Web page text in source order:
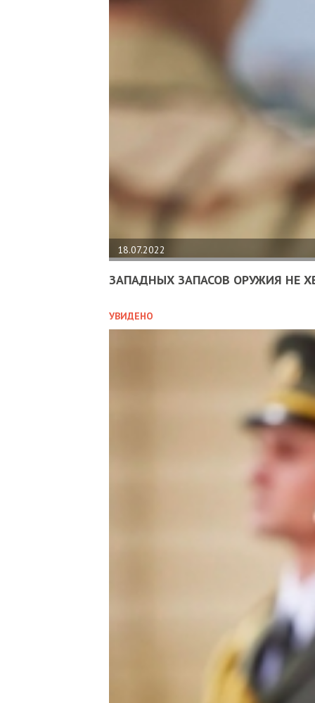
18.07.2022
ЗАПАДНЫХ ЗАПАСОВ ОРУЖИЯ НЕ
УВИДЕНО